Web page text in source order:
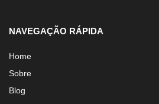
NAVEGAÇÃO RÁPIDA
Home
Sobre
Blog